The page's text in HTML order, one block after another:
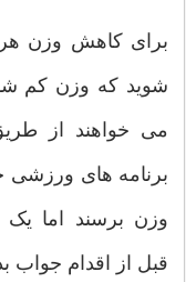
برای کاهش وزن هر
شوید که وزن کم
می خواهند از
برنامه های ورزشی
وزن برسند اما یک
قبل از اقدام جواب